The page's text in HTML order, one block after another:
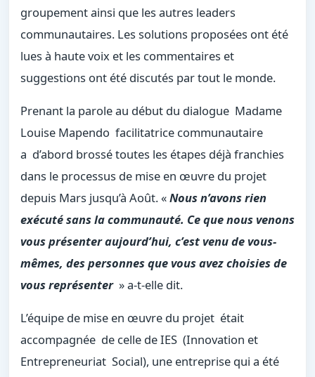
groupement ainsi que les autres leaders
communautaires. Les solutions proposées ont été
lues à haute voix et les commentaires et
suggestions ont été discutés par tout le monde.
Prenant la parole au début du dialogue Madame
Louise Mapendo facilitatrice communautaire
a d’abord brossé toutes les étapes déjà franchies
dans le processus de mise en œuvre du projet
depuis Mars jusqu’à Août. «Nous n’avons rien
exécuté sans la communauté. Ce que nous venons
vous présenter aujourd’hui, c’est venu de vous-
mêmes, des personnes que vous avez choisies de
vous représenter» a-t-elle dit.
L’équipe de mise en œuvre du projet était
accompagnée de celle de IES (Innovation et
Entrepreneuriat Social), une entreprise qui a été